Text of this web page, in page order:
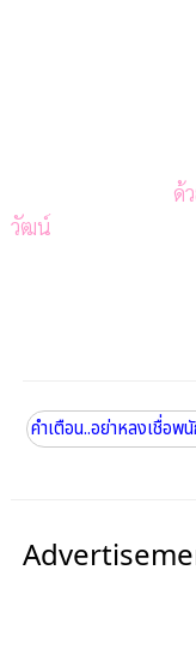
ด้
วัฒน์
ข้อมูลจา
คำเตือน..อย่าหลงเชื่อพ